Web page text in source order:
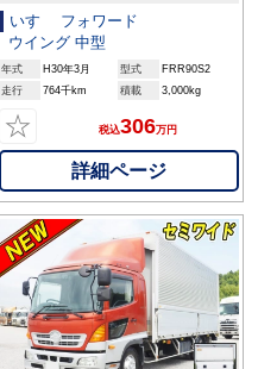
いすゞ フォワード
ウイング 中型
年式 H30年3月 型式
FRR90S2
走行
764千km 積載 3,000kg
☆ 税込306万円
詳細ページ